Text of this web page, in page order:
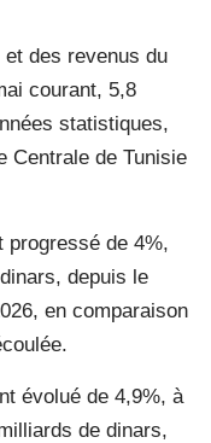
des revenus du
courant, 5,8
statistiques,
Centrale de Tunisie
progressé de 4%,
depuis le
en comparaison
évolué de 4,9%, à
de dinars,